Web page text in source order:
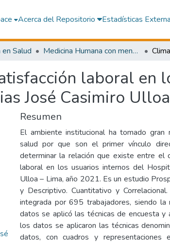
Acerca del Repositorio Estadísticas
Salud Medicina Humana con mención en Gestión de Servicios de Salud
laboral en
José Casimiro
Resumen
El ambiente institucional ha tomado gran
salud por que son el primer vínculo
determinar la relación que existe entre el
laboral en los usuarios internos del
Ulloa – Lima, año 2021. Es un estudio
y Descriptivo. Cuantitativo y
integrada por 695 trabajadores, siendo
datos se aplicó las técnicas de encuesta y
los datos se aplicaron las técnicas
datos, con cuadros y representaciones